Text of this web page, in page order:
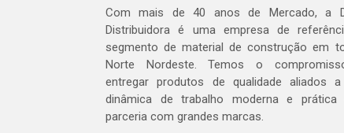
Com mais de 40 anos de Mercado, a
Distribuidora é uma empresa de
segmento de material de construção em
Norte Nordeste. Temos o
entregar produtos de qualidade aliados
dinâmica de trabalho moderna e
parceria com grandes marcas.